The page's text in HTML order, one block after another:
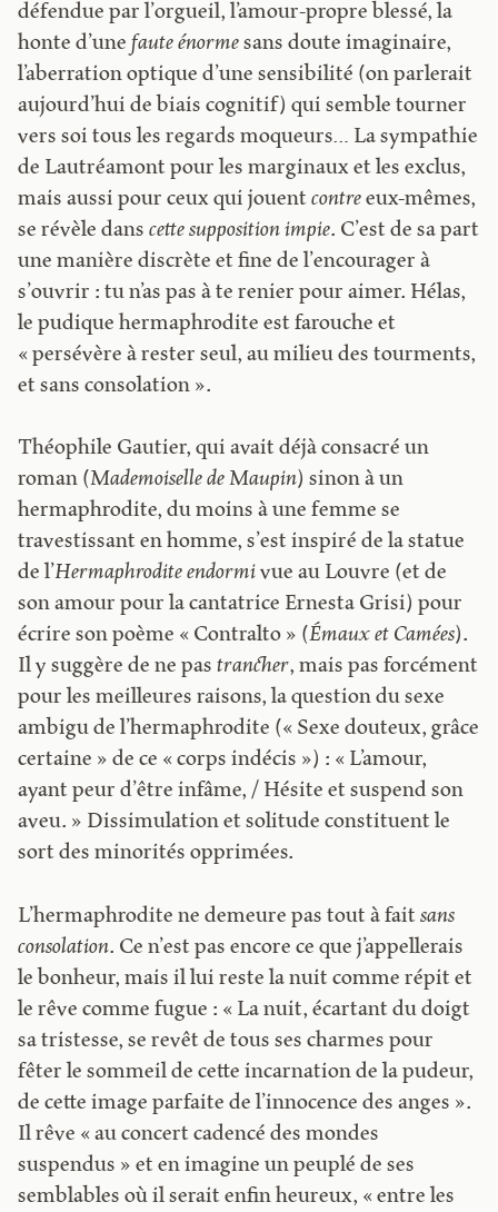
défendue par l’orgueil, l’amour-propre blessé, la
honte d’unefaute énormesans doute imaginaire,
l’aberration optique d’une sensibilité (on parlerait
aujourd’hui de biais cognitif) qui semble tourner
vers soi tous les regards moqueurs… La sympathie
de Lautréamont pour les marginaux et les exclus,
mais aussi pour ceux qui jouentcontreeux-mêmes,
se révèle danscette supposition impie. C’est de sa part
une manière discrète et fine de l’encourager à
s’ouvrir : tu n’as pas à te renier pour aimer. Hélas,
le pudique hermaphrodite est farouche et
« persévère à rester seul, au milieu des tourments,
et sans consolation ».
Théophile Gautier, qui avait déjà consacré un
roman (Mademoiselle de Maupin) sinon à un
hermaphrodite, du moins à une femme se
travestissant en homme, s’est inspiré de la statue
de l’Hermaphrodite endormivue au Louvre (et de
son amour pour la cantatrice Ernesta Grisi) pour
écrire son poème « Contralto » (Émaux et Camées).
Il y suggère de ne pastrancher, mais pas forcément
pour les meilleures raisons, la question du sexe
ambigu de l’hermaphrodite (« Sexe douteux, grâce
certaine » de ce « corps indécis ») : « L’amour,
ayant peur d’être infâme, / Hésite et suspend son
aveu. » Dissimulation et solitude constituent le
sort des minorités opprimées.
L’hermaphrodite ne demeure pas tout à faitsans
consolation. Ce n’est pas encore ce que j’appellerais
le bonheur, mais il lui reste la nuit comme répit et
le rêve comme fugue : « La nuit, écartant du doigt
sa tristesse, se revêt de tous ses charmes pour
fêter le sommeil de cette incarnation de la pudeur,
de cette image parfaite de l’innocence des anges ».
Il rêve « au concert cadencé des mondes
suspendus » et en imagine un peuplé de ses
semblables où il serait enfin heureux, « entre les